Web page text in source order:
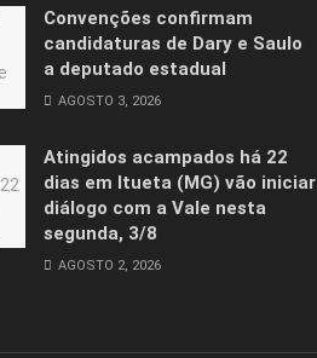
Convenções confirmam
candidaturas de Dary e Saulo
a deputado estadual
AGOSTO 3, 2026
Atingidos acampados há 22
dias em Itueta (MG) vão iniciar
diálogo com a Vale nesta
segunda, 3/8
AGOSTO 2, 2026